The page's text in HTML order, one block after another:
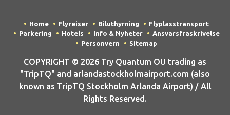
Home Flyreiser Biluthyrning
Flyplasstransport
Parkering
Hotels Info & Nyheter
Ansvarsfraskrivelse
Personvern
Sitemap
COPYRIGHT © 2026 Try Quantum OU trading as
"TripTQ" and arlandastockholmairport.com (also
known as TripTQ Stockholm Arlanda Airport) / All
Rights Reserved.